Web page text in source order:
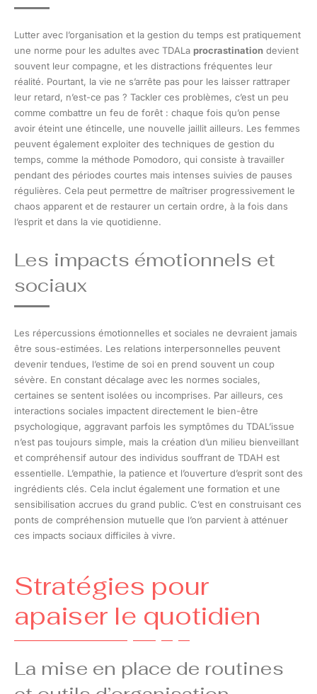
Lutter avec l’organisation et la gestion du temps est pratiquement
une norme pour les adultes avec TDALa procrastination devient
souvent leur compagne, et les distractions fréquentes leur
réalité. Pourtant, la vie ne s’arrête pas pour les laisser rattraper
leur retard, n’est-ce pas ? Tackler ces problèmes, c’est un peu
comme combattre un feu de forêt : chaque fois qu’on pense
avoir éteint une étincelle, une nouvelle jaillit ailleurs. Les femmes
peuvent également exploiter des techniques de gestion du
temps, comme la méthode Pomodoro, qui consiste à travailler
pendant des périodes courtes mais intenses suivies de pauses
régulières. Cela peut permettre de maîtriser progressivement le
chaos apparent et de restaurer un certain ordre, à la fois dans
l’esprit et dans la vie quotidienne.
Les impacts émotionnels et
sociaux
Les répercussions émotionnelles et sociales ne devraient jamais
être sous-estimées. Les relations interpersonnelles peuvent
devenir tendues, l’estime de soi en prend souvent un coup
sévère. En constant décalage avec les normes sociales,
certaines se sentent isolées ou incomprises. Par ailleurs, ces
interactions sociales impactent directement le bien-être
psychologique, aggravant parfois les symptômes du TDAL’issue
n’est pas toujours simple, mais la création d’un milieu bienveillant
et compréhensif autour des individus souffrant de TDAH est
essentielle. L’empathie, la patience et l’ouverture d’esprit sont des
ingrédients clés. Cela inclut également une formation et une
sensibilisation accrues du grand public. C’est en construisant ces
ponts de compréhension mutuelle que l’on parvient à atténuer
ces impacts sociaux difficiles à vivre.
Stratégies pour
apaiser le quotidien
La mise en place de routines